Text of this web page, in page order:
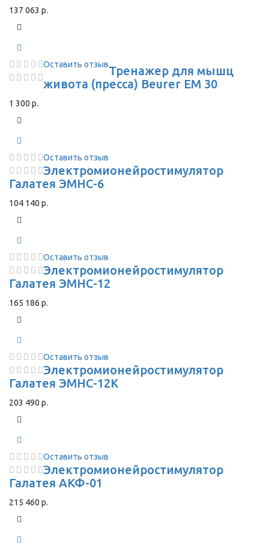
137 063 р.
Оставить отзывТренажер для мышц
живота (пресса) Beurer EM 30
1 300 р.
Оставить отзыв
Электромионейростимулятор
Галатея ЭМНС-6
104 140 р.
Оставить отзыв
Электромионейростимулятор
Галатея ЭМНС-12
165 186 р.
Оставить отзыв
Электромионейростимулятор
Галатея ЭМНС-12К
203 490 р.
Оставить отзыв
Электромионейростимулятор
Галатея АКФ-01
215 460 р.